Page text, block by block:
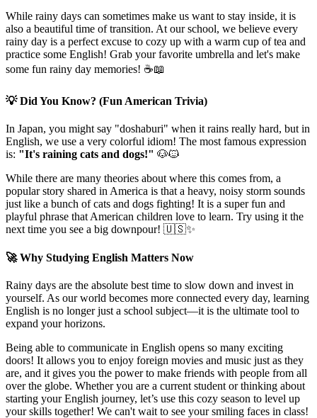
While rainy days can sometimes make us want to stay inside, it is
also a beautiful time of transition. At our school, we believe every
rainy day is a perfect excuse to cozy up with a warm cup of tea and
practice some English! Grab your favorite umbrella and let's make
some fun rainy day memories! ☕📖
💡 Did You Know? (Fun American Trivia)
In Japan, you might say "doshaburi" when it rains really hard, but in
English, we use a very colorful idiom! The most famous expression
is: "It's raining cats and dogs!" 🐶🐱
While there are many theories about where this comes from, a
popular story shared in America is that a heavy, noisy storm sounds
just like a bunch of cats and dogs fighting! It is a super fun and
playful phrase that American children love to learn. Try using it the
next time you see a big downpour! 🇺🇸✨
🚀 Why Studying English Matters Now
Rainy days are the absolute best time to slow down and invest in
yourself. As our world becomes more connected every day, learning
English is no longer just a school subject—it is the ultimate tool to
expand your horizons.
Being able to communicate in English opens so many exciting
doors! It allows you to enjoy foreign movies and music just as they
are, and it gives you the power to make friends with people from all
over the globe. Whether you are a current student or thinking about
starting your English journey, let’s use this cozy season to level up
your skills together! We can't wait to see your smiling faces in class!